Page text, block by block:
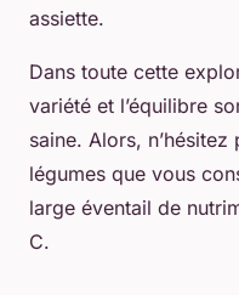
assiette.
Dans toute cette
variété et l’équilibre
saine. Alors,
légumes que vous
large éventail de
C.